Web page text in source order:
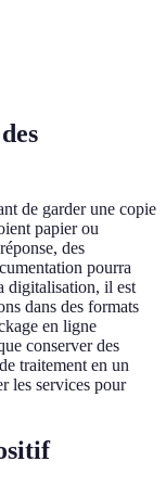
de garder une copie
papier ou
des
pourra
digitalisation, il est
dans des formats
en ligne
conserver des
traitement en un
les services pour